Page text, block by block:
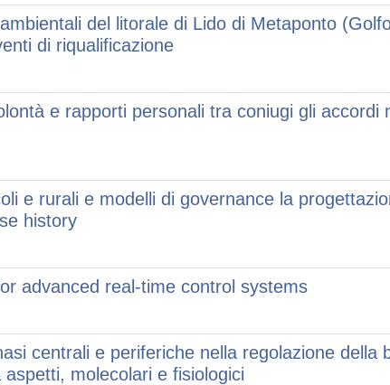
del litorale di Lido di Metaponto
di riqualificazione
e rapporti personali tra coniugi gli accordi
e rurali e modelli di governance la
history
advanced real-time control systems
centrali e periferiche nella regolazione della
molecolari e fisiologici